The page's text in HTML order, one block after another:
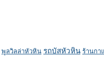
พูลวิลล่าหัวหิน รถบัสหัวหิน ร้านกา